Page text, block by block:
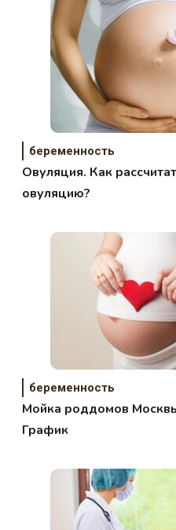
беременность
Овуляция. Как
овуляцию?
беременность
Мойка роддомов
График